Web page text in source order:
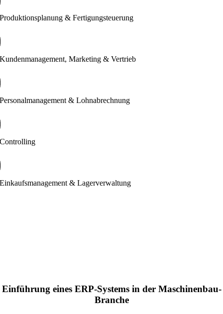
Produktionsplanung & Fertigungsteuerung
Kundenmanagement, Marketing & Vertrieb
Personalmanagement & Lohnabrechnung
Controlling
Einkaufsmanagement & Lagerverwaltung
Einführung eines ERP-Systems in der Maschinenbau-
Branche